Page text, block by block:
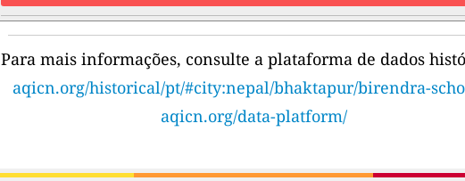
Para mais informações, consulte a plataforma de dados
aqicn.org/historical/pt/#city:nepal/bhaktapur/birendra-
aqicn.org/data-platform/